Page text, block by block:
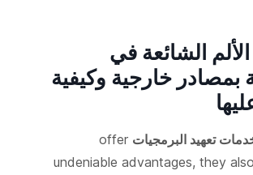
الألم الشائعة في
بمصادر خارجية وكيفية
تعهيد البرمجيات offer
undeniable advantages, they